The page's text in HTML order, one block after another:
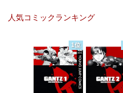
人気コミックランキング
1位